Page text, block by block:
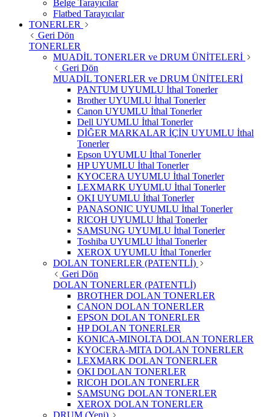
Belge Tarayıcılar
Flatbed Tarayıcılar
TONERLER
Geri Dön
TONERLER
MUADİL TONERLER ve DRUM ÜNİTELERİ
Geri Dön
MUADİL TONERLER ve DRUM ÜNİTELERİ
PANTUM UYUMLU İthal Tonerler
Brother UYUMLU İthal Tonerler
Canon UYUMLU İthal Tonerler
Dell UYUMLU İthal Tonerler
DİĞER MARKALAR İÇİN UYUMLU İthal
Tonerler
Epson UYUMLU İthal Tonerler
HP UYUMLU İthal Tonerler
KYOCERA UYUMLU İthal Tonerler
LEXMARK UYUMLU İthal Tonerler
OKI UYUMLU İthal Tonerler
PANASONIC UYUMLU İthal Tonerler
RICOH UYUMLU İthal Tonerler
SAMSUNG UYUMLU İthal Tonerler
Toshiba UYUMLU İthal Tonerler
XEROX UYUMLU İthal Tonerler
DOLAN TONERLER (PATENTLİ)
Geri Dön
DOLAN TONERLER (PATENTLİ)
BROTHER DOLAN TONERLER
CANON DOLAN TONERLER
EPSON DOLAN TONERLER
HP DOLAN TONERLER
KONICA-MINOLTA DOLAN TONERLER
KYOCERA-MITA DOLAN TONERLER
LEXMARK DOLAN TONERLER
OKI DOLAN TONERLER
RICOH DOLAN TONERLER
SAMSUNG DOLAN TONERLER
XEROX DOLAN TONERLER
DRUM (Yeni)